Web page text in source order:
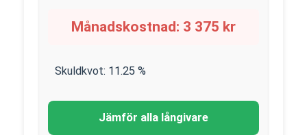
Månadskostnad: 3 375 kr
Skuldkvot: 11.25 %
Jämför alla långivare